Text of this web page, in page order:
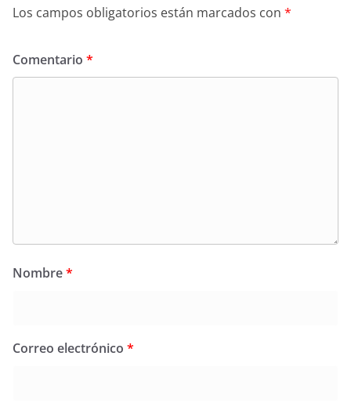
Los campos obligatorios están marcados con *
Comentario *
Nombre*
Correo electrónico *